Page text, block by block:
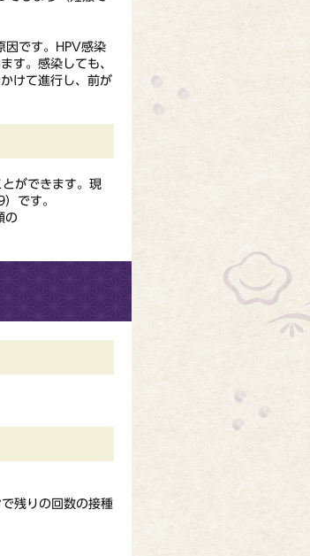
因です。HPV感染
す。感染しても、
けて進行し、前が
ができます。現
です。
の
残りの回数の接種